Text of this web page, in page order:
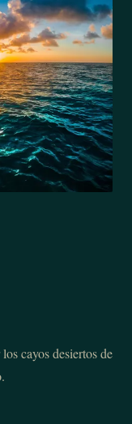
cayos desiertos de